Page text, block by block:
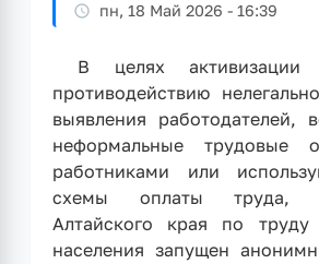
пн, 18 Май 2026 - 16:39
В целях активизации
противодействию
выявления работодателей,
неформальные трудовые
работниками или
схемы оплаты труда,
Алтайского края по труду
населения запущен